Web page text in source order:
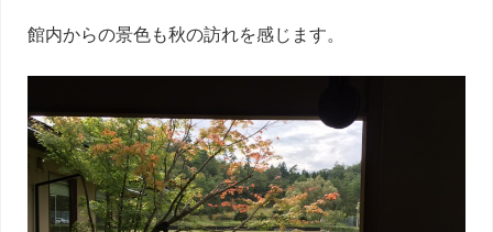
館内からの景色も秋の訪れを感じます。